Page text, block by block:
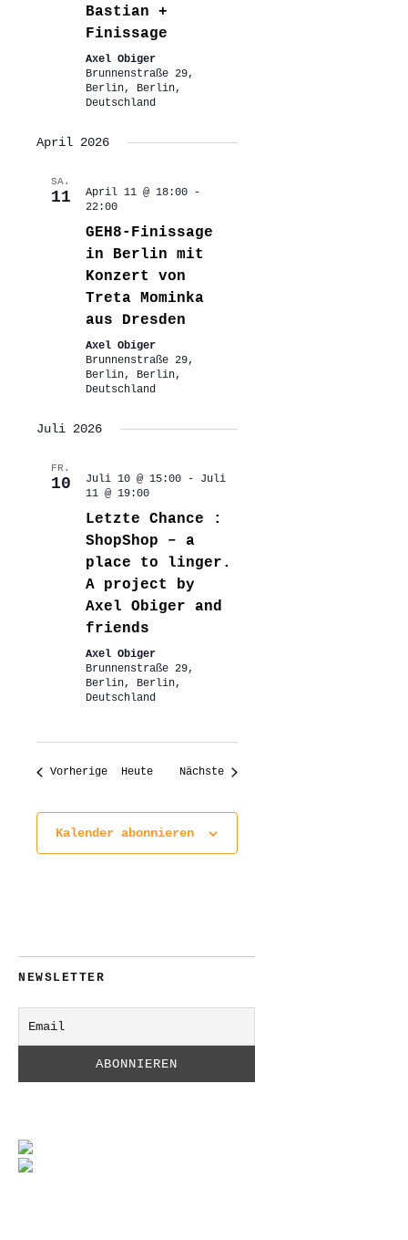
Bastian +
Finissage
Axel Obiger
Brunnenstraße 29,
Berlin, Berlin,
Deutschland
April 2026
SA.
11 April 11 @ 18:00-
22:00
GEH8-Finissage
in Berlin mit
Konzert von
Treta Mominka
aus Dresden
Axel Obiger
Brunnenstraße 29,
Berlin, Berlin,
Deutschland
Juli 2026
FR.
10 Juli 10 @ 15:00-
Juli
11 @ 19:00
Letzte Chance :
ShopShop – a
place to linger.
A project by
Axel Obiger and
friends
Axel Obiger
Brunnenstraße 29,
Berlin, Berlin,
Deutschland
VorherigeVeranstaltungen
Heute NächsteVeranstaltungen
Kalender abonnieren
NEWSLETTER